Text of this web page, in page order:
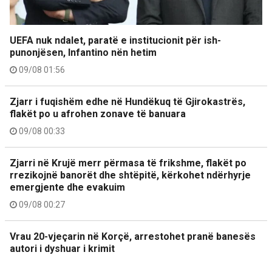
UEFA nuk ndalet, paratë e institucionit për ish-
punonjësen, Infantino nën hetim
09/08 01:56
Zjarr i fuqishëm edhe në Hundëkuq të Gjirokastrës,
flakët po u afrohen zonave të banuara
09/08 00:33
Zjarri në Krujë merr përmasa të frikshme, flakët po
rrezikojnë banorët dhe shtëpitë, kërkohet ndërhyrje
emergjente dhe evakuim
09/08 00:27
Vrau 20-vjeçarin në Korçë, arrestohet pranë banesës
autori i dyshuar i krimit